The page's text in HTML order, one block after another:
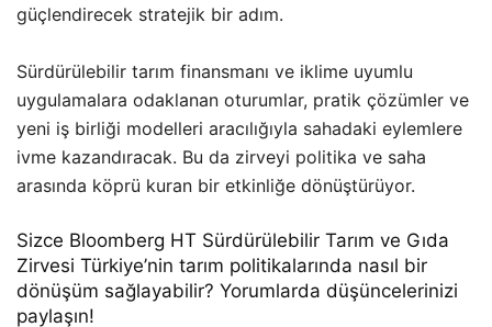
güçlendirecek stratejik bir adım.
Sürdürülebilir tarım finansmanı ve iklime uyumlu
uygulamalara odaklanan oturumlar, pratik çözümler ve
yeni iş birliği modelleri aracılığıyla sahadaki eylemlere
ivme kazandıracak. Bu da zirveyi politika ve saha
arasında köprü kuran bir etkinliğe dönüştürüyor.
Sizce Bloomberg HT Sürdürülebilir Tarım ve Gıda
Zirvesi Türkiye’nin tarım politikalarında nasıl bir
dönüşüm sağlayabilir? Yorumlarda düşüncelerinizi
paylaşın!